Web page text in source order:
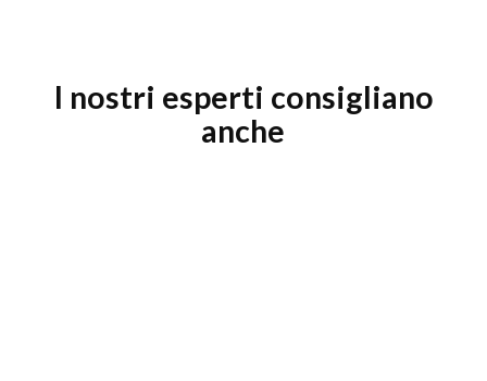
I nostri esperti consigliano
anche